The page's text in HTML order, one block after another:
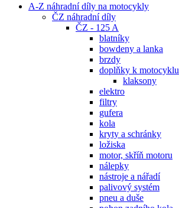
A-Z náhradní díly na motocykly
ČZ náhradní díly
ČZ - 125 A
blatníky
bowdeny a lanka
brzdy
doplňky k motocyklu
klaksony
elektro
filtry
gufera
kola
kryty a schránky
ložiska
motor, skříň motoru
nálepky
nástroje a nářadí
palivový systém
pneu a duše